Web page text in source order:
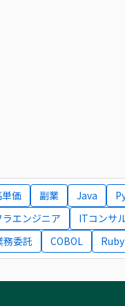
単価 副業 Java
ラエンジニア ITコンサ
務委託 COBOL Ruby